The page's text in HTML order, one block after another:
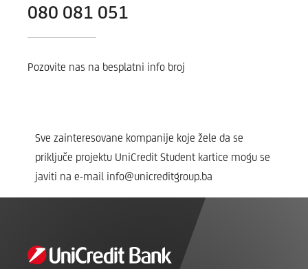
080 081 051
Pozovite nas na besplatni info broj
Sve zainteresovane kompanije koje žele da se
priključe projektu UniCredit Student kartice mogu se
javiti na e-mail info@unicreditgroup.ba